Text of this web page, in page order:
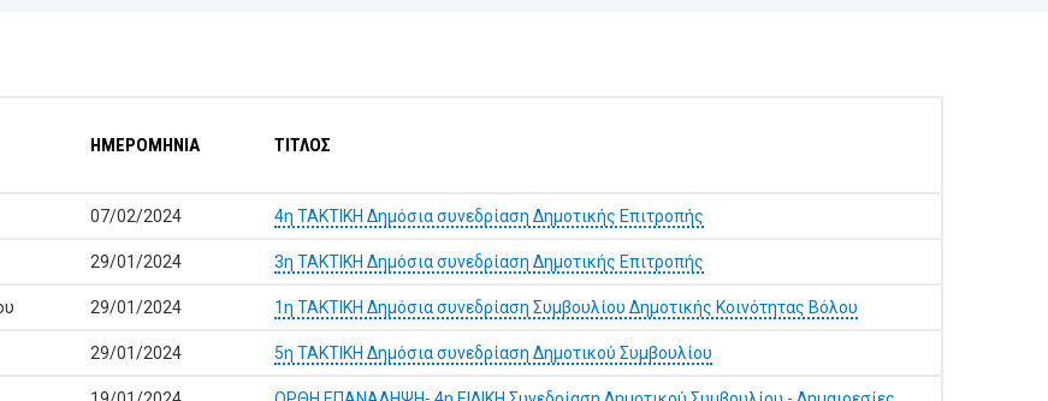
ΗΜΕΡΟΜΗΝΙΑ ΤΙΤΛΟΣ
07/02/2024 4η ΤΑΚΤΙΚΗ Δημόσια συνεδρίαση Δημοτικής Επιτροπής
29/01/2024 3η ΤΑΚΤΙΚΗ Δημόσια συνεδρίαση Δημοτικής Επιτροπής
29/01/2024 1η ΤΑΚΤΙΚΗ Δημόσια συνεδρίαση Συμβουλίου Δημοτικής Κοινότητας Βόλου
29/01/2024 5η ΤΑΚΤΙΚΗ Δημόσια συνεδρίαση Δημοτικού Συμβουλίου